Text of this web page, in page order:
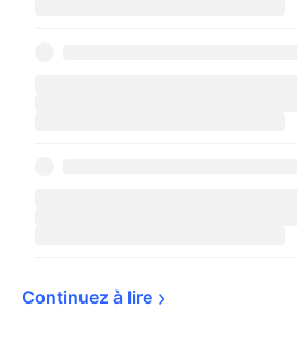
Continuez à lire